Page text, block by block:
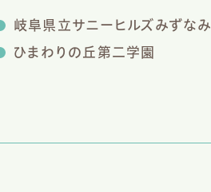
岐阜県立サニーヒルズみずなみ
ひまわりの丘第二学園